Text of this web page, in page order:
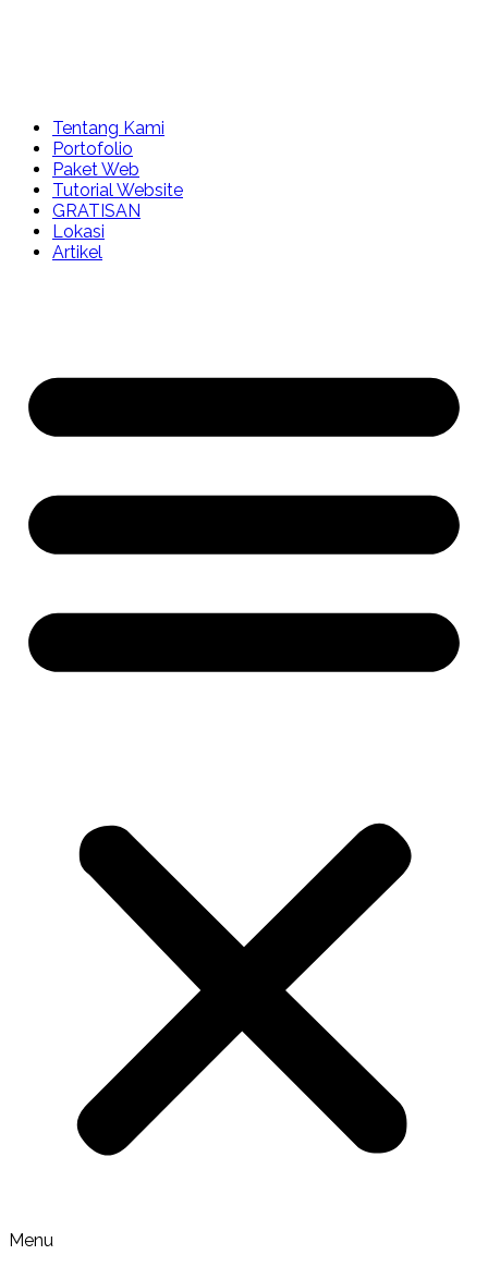
Tentang Kami
Portofolio
Paket Web
Tutorial Website
GRATISAN
Lokasi
Artikel
Menu